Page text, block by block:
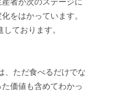
者が次のステージに
をはかっています。
ております。
、ただ食べるだけでな
価値も含めてわかっ